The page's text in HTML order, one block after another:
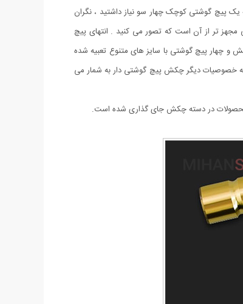
یک پیچ گوشتی کوچک چهار سو نیاز داشتید ، نگران
تر از آن است که تصور می کنید . انتهای پیچ
چهار پیچ گوشتی با سایز های متنوع تعبیه شده
خصوصیات دیگر چکش پیچ گوشتی دار به شمار می
محصولات در دسته چکش جای گذاری شده است.